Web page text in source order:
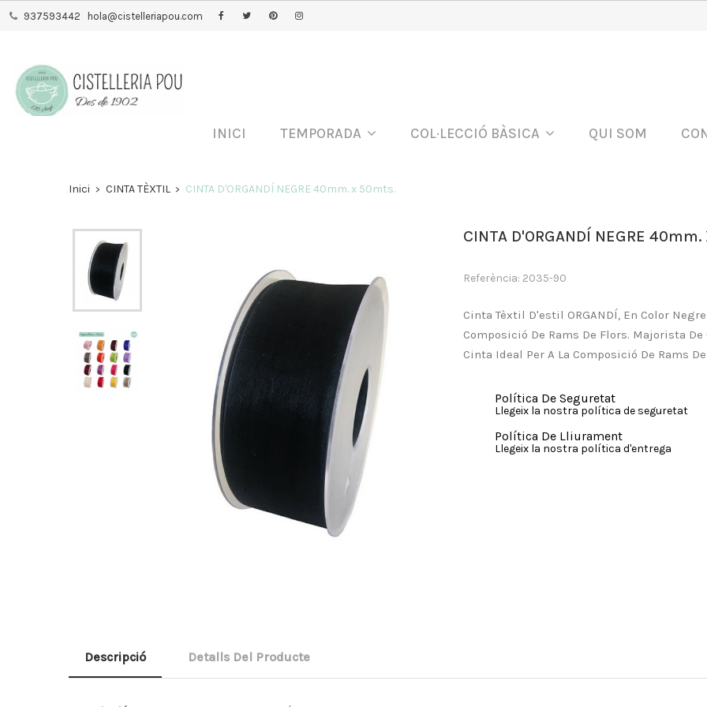
937593442 hola@cistelleriapou.com
INICI TEMPORADA COL·LECCIÓ BÀSICA QUI SOM
Inici CINTA TÈXTIL CINTA D'ORGANDÍ NEGRE 40mm. x 50mts.
CINTA D'ORGANDÍ NEGRE
Referència: 2035-90
Cinta Tèxtil D'estil ORGANDÍ, En Color
Composició De Rams De Flors. Majorista
Cinta Ideal Per A La Composició De Rams
Política De Seguretat
Llegeix la nostra política de seguretat
Política De Lliurament
Llegeix la nostra política d'entrega
Descripció Detalls Del Producte